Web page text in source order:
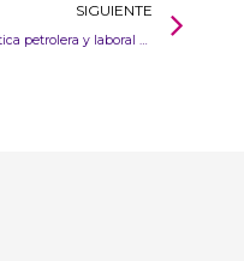
SIGUIENTE
Política petrolera y laboral en Colombia. La huelga de la Unión Sindical Obrera